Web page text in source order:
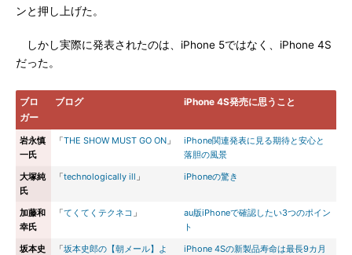
ンと押し上げた。
しかし実際に発表されたのは、iPhone 5ではなく、iPhone 4S
だった。
ブロ
ガー
ブログ iPhone 4S発売に思うこと
岩永慎
一氏
「THE SHOW MUST GO ON 」
iPhone関連発表に見る期待と安心と
落胆の風景
大塚純
氏
「technologically ill 」 iPhoneの驚き
加藤和
幸氏
「てくてくテクネコ 」
au版iPhoneで確認したい3つのポイン
ト
坂本史
「坂本史郎の【朝メール】よ
iPhone 4Sの新製品寿命は最長9カ月